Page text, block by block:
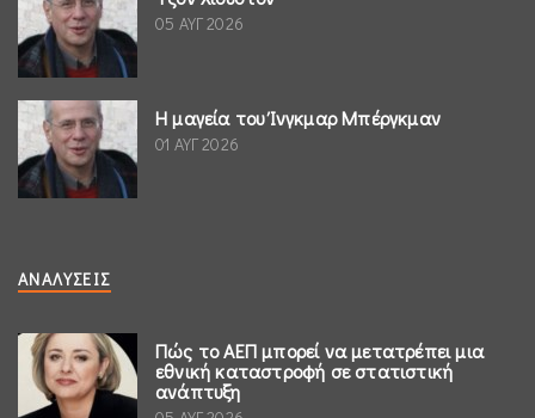
05 ΑΥΓ 2026
Η μαγεία του Ίνγκμαρ Μπέργκμαν
01 ΑΥΓ 2026
ΑΝΑΛΎΣΕΙΣ
Πώς το ΑΕΠ μπορεί να μετατρέπει μια
εθνική καταστροφή σε στατιστική
ανάπτυξη